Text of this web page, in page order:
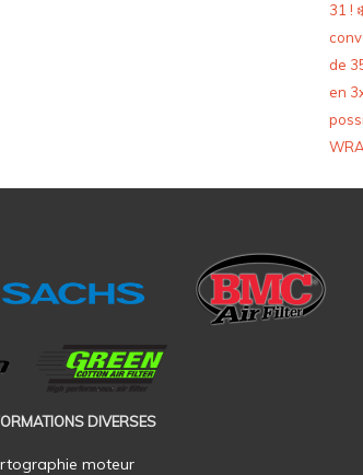
31 !
de
en
DIVERSES
moteur